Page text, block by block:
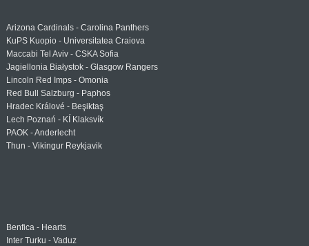
Arizona Cardinals - Carolina Panthers
KuPS Kuopio - Universitatea Craiova
Maccabi Tel Aviv - CSKA Sofia
Jagiellonia Białystok - Glasgow Rangers
Lincoln Red Imps - Omonia
Red Bull Salzburg - Paphos
Hradec Králové - Beşiktaş
Lech Poznań - KÍ Klaksvík
PAOK - Anderlecht
Thun - Vikingur Reykjavik
Benfica - Hearts
Inter Turku - Vaduz